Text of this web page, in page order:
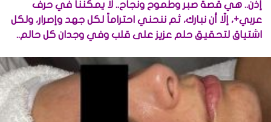
إذن.. هي قصة صبر وطموح ونجاح.. لا يمكننا في حرف
عربي+، إلّا أن نبارك، ثم ننحني احتراماً لكل جهد وإصرار، ولكل
اشتياق لتحقيق حلم عزيز على قلب وفي وجدان كل حالم..